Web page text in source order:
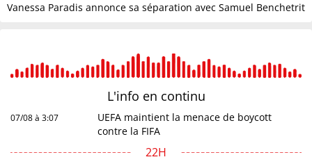
Vanessa Paradis annonce sa séparation avec Samuel Benchetrit
L'info en continu
07/08 à 3:07
UEFA maintient la menace de boycott
contre la FIFA
22H